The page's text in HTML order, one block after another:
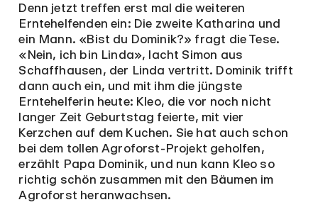
Denn jetzt treffen erst mal die weiteren
Erntehelfenden ein: Die zweite Katharina und
ein Mann. «Bist du Dominik?» fragt die Tese.
«Nein, ich bin Linda», lacht Simon aus
Schaffhausen, der Linda vertritt. Dominik trifft
dann auch ein, und mit ihm die jüngste
Erntehelferin heute: Kleo, die vor noch nicht
langer Zeit Geburtstag feierte, mit vier
Kerzchen auf dem Kuchen. Sie hat auch schon
bei dem tollen Agroforst-Projekt geholfen,
erzählt Papa Dominik, und nun kann Kleo so
richtig schön zusammen mit den Bäumen im
Agroforst heranwachsen.